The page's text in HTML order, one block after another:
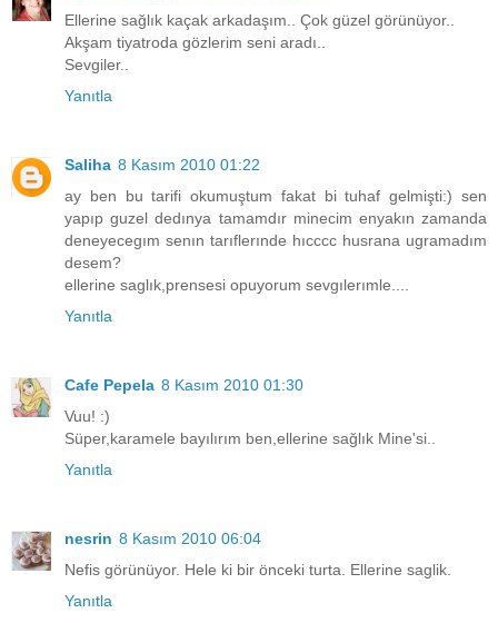
Ellerine sağlık kaçak arkadaşım.. Çok güzel görünüyor..
Akşam tiyatroda gözlerim seni aradı..
Sevgiler..
Yanıtla
Saliha 8 Kasım 2010 01:22
ay ben bu tarifi okumuştum fakat bi tuhaf gelmişti:) sen
yapıp guzel dedınya tamamdır minecim enyakın zamanda
deneyecegım senın tarıflerınde hıcccc husrana ugramadım
desem?
ellerine saglık,prensesi opuyorum sevgılerımle....
Yanıtla
Cafe Pepela 8 Kasım 2010 01:30
Vuu! :)
Süper,karamele bayılırım ben,ellerine sağlık Mine'si..
Yanıtla
nesrin 8 Kasım 2010 06:04
Nefis görünüyor. Hele ki bir önceki turta. Ellerine saglik.
Yanıtla